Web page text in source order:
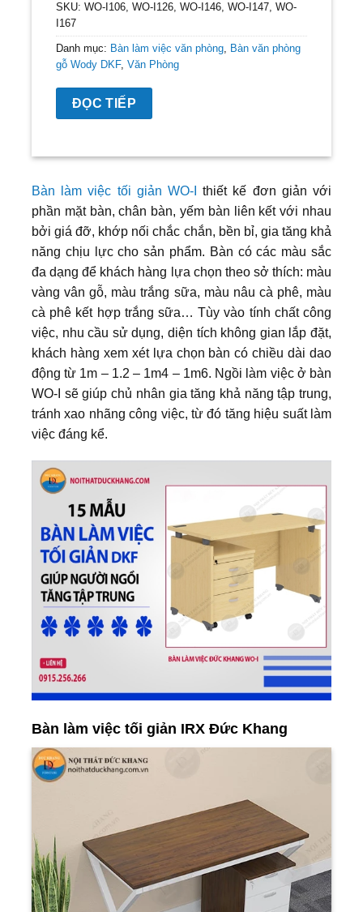
SKU: WO-I106, WO-I126, WO-I146, WO-I147, WO-
I167
Danh mục: Bàn làm việc văn phòng, Bàn văn phòng
gỗ Wody DKF, Văn Phòng
ĐỌC TIẾP
Bàn làm việc tối giản WO-I
thiết kế đơn giản với
phần mặt bàn, chân bàn, yếm bàn liên kết với nhau
bởi giá đỡ, khớp nối chắc chắn, bền bỉ, gia tăng khả
năng chịu lực cho sản phẩm. Bàn có các màu sắc
đa dạng để khách hàng lựa chọn theo sở thích: màu
vàng vân gỗ, màu trắng sữa, màu nâu cà phê, màu
cà phê kết hợp trắng sữa… Tùy vào tính chất công
việc, nhu cầu sử dụng, diện tích không gian lắp đặt,
khách hàng xem xét lựa chọn bàn có chiều dài dao
động từ 1m – 1.2 – 1m4 – 1m6. Ngồi làm việc ở bàn
WO-I sẽ giúp chủ nhân gia tăng khả năng tập trung,
tránh xao nhãng công việc, từ đó tăng hiệu suất làm
việc đáng kể.
Bàn làm việc tối giản IRX Đức Khang